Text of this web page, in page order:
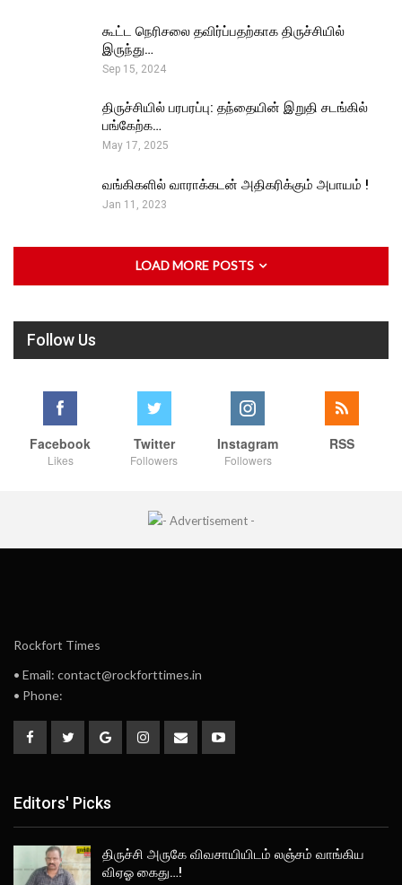
கூட்ட நெரிசலை தவிர்ப்பதற்காக திருச்சியில்
இருந்து…
Sep 15, 2024
திருச்சியில் பரபரப்பு: தந்தையின் இறுதி சடங்கில்
பங்கேற்க…
May 17, 2025
வங்கிகளில் வாராக்கடன் அதிகரிக்கும் அபாயம் !
Jan 11, 2023
LOAD MORE POSTS
Follow Us
Facebook
Likes
Twitter
Followers
Instagram
Followers
RSS
Rockfort Times
• Email: contact@rockforttimes.in
• Phone:
Editors' Picks
திருச்சி அருகே விவசாயியிடம் லஞ்சம் வாங்கிய
விஏஓ கைது…!